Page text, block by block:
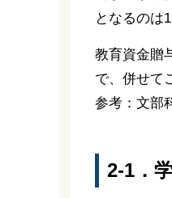
となるのは
教育資金贈
で、併せて
参考：文部
2-1．